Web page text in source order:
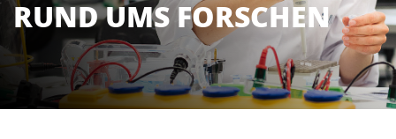
RUND UMS FORSCHEN